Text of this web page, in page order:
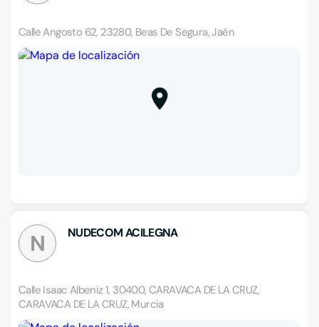
Calle Angosto 62, 23280, Beas De Segura, Jaén
N NUDECOM ACILEGNA
Calle Isaac Albeniz 1, 30400, CARAVACA DE LA CRUZ,
CARAVACA DE LA CRUZ, Murcia